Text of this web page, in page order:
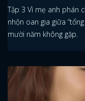
Tập 3 Vì mẹ anh phán
nhộn oan gia giữa
mười năm không gặp.